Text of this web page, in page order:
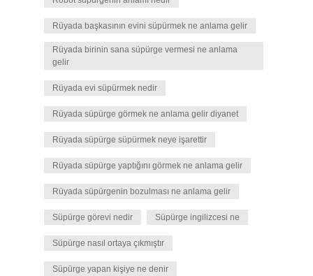
Rüyada başkasının evini süpürmek ne anlama gelir
Rüyada birinin sana süpürge vermesi ne anlama
gelir
Rüyada evi süpürmek nedir
Rüyada süpürge görmek ne anlama gelir diyanet
Rüyada süpürge süpürmek neye işarettir
Rüyada süpürge yaptığını görmek ne anlama gelir
Rüyada süpürgenin bozulması ne anlama gelir
Süpürge görevi nedir Süpürge ingilizcesi ne
Süpürge nasıl ortaya çıkmıştır
Süpürge yapan kişiye ne denir